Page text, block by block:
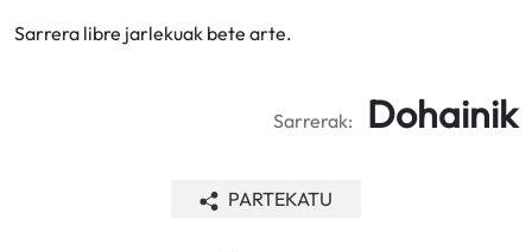
Sarrera libre jarlekuak bete arte.
Sarrerak: Dohainik
PARTEKATU